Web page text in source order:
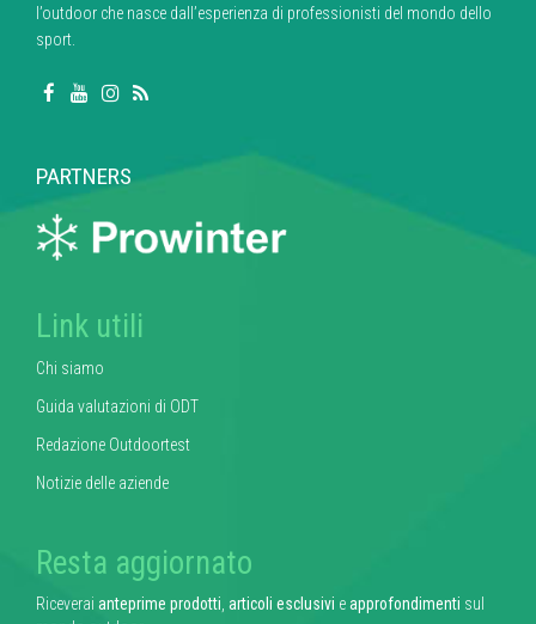
l’outdoor che nasce dall’esperienza di professionisti del mondo dello
sport.
PARTNERS
Link utili
Chi siamo
Guida valutazioni di ODT
Redazione Outdoortest
Notizie delle aziende
Resta aggiornato
Riceverai anteprime prodotti articoli esclusivi eapprofondimenti sul